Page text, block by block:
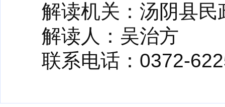
解读机关：汤阴县民
解读人：吴治方
联系电话：0372-